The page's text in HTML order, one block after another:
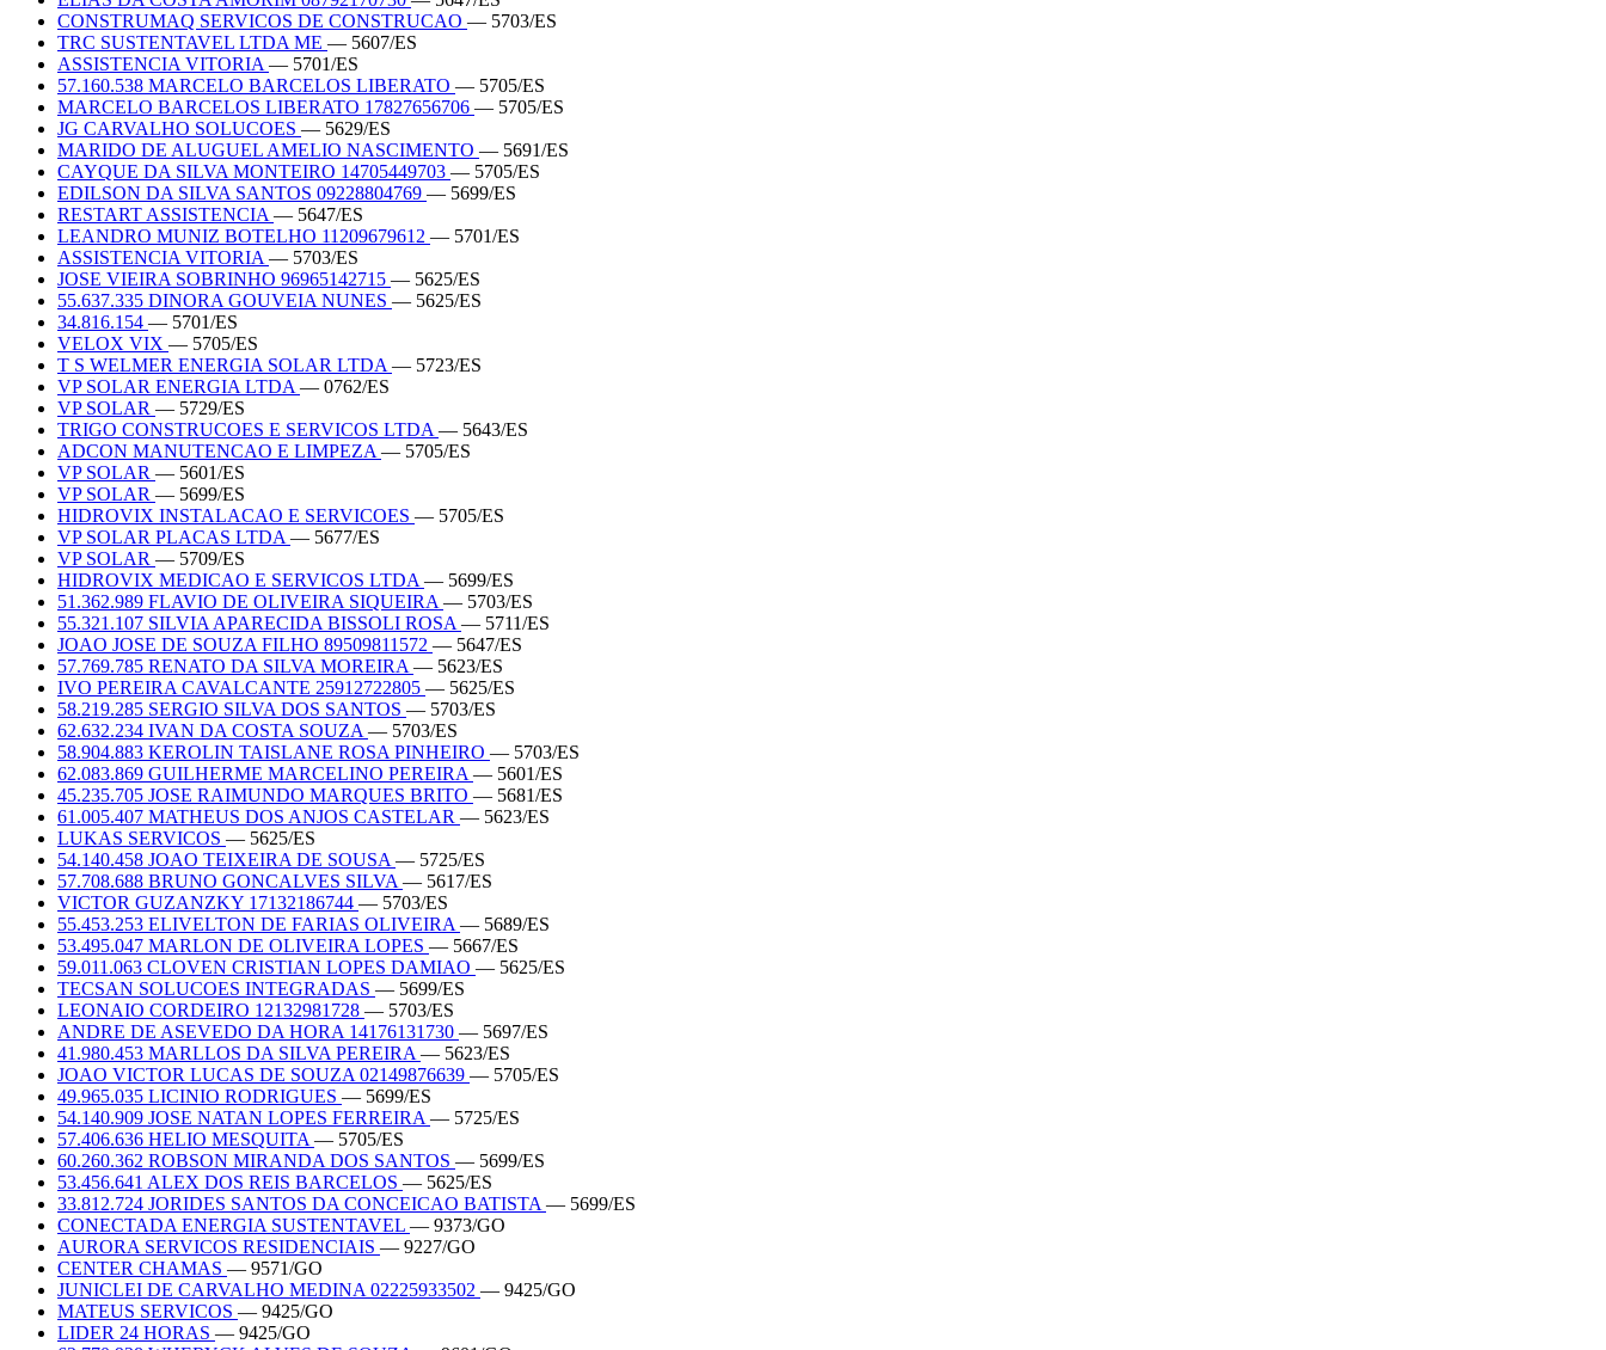
CONSTRUMAQ SERVICOS DE CONSTRUCAO — 5703/ES
TRC SUSTENTAVEL LTDA ME — 5607/ES
ASSISTENCIA VITORIA — 5701/ES
57.160.538 MARCELO BARCELOS LIBERATO — 5705/ES
MARCELO BARCELOS LIBERATO 17827656706 — 5705/ES
JG CARVALHO SOLUCOES — 5629/ES
MARIDO DE ALUGUEL AMELIO NASCIMENTO — 5691/ES
CAYQUE DA SILVA MONTEIRO 14705449703 — 5705/ES
EDILSON DA SILVA SANTOS 09228804769 — 5699/ES
RESTART ASSISTENCIA — 5647/ES
LEANDRO MUNIZ BOTELHO 11209679612 — 5701/ES
ASSISTENCIA VITORIA — 5703/ES
JOSE VIEIRA SOBRINHO 96965142715 — 5625/ES
55.637.335 DINORA GOUVEIA NUNES — 5625/ES
34.816.154 — 5701/ES
VELOX VIX — 5705/ES
T S WELMER ENERGIA SOLAR LTDA — 5723/ES
VP SOLAR ENERGIA LTDA — 0762/ES
VP SOLAR — 5729/ES
TRIGO CONSTRUCOES E SERVICOS LTDA — 5643/ES
ADCON MANUTENCAO E LIMPEZA — 5705/ES
VP SOLAR — 5601/ES
VP SOLAR — 5699/ES
HIDROVIX INSTALACAO E SERVICOES — 5705/ES
VP SOLAR PLACAS LTDA — 5677/ES
VP SOLAR — 5709/ES
HIDROVIX MEDICAO E SERVICOS LTDA — 5699/ES
51.362.989 FLAVIO DE OLIVEIRA SIQUEIRA — 5703/ES
55.321.107 SILVIA APARECIDA BISSOLI ROSA — 5711/ES
JOAO JOSE DE SOUZA FILHO 89509811572 — 5647/ES
57.769.785 RENATO DA SILVA MOREIRA — 5623/ES
IVO PEREIRA CAVALCANTE 25912722805 — 5625/ES
58.219.285 SERGIO SILVA DOS SANTOS — 5703/ES
62.632.234 IVAN DA COSTA SOUZA — 5703/ES
58.904.883 KEROLIN TAISLANE ROSA PINHEIRO — 5703/ES
62.083.869 GUILHERME MARCELINO PEREIRA — 5601/ES
45.235.705 JOSE RAIMUNDO MARQUES BRITO — 5681/ES
61.005.407 MATHEUS DOS ANJOS CASTELAR — 5623/ES
LUKAS SERVICOS — 5625/ES
54.140.458 JOAO TEIXEIRA DE SOUSA — 5725/ES
57.708.688 BRUNO GONCALVES SILVA — 5617/ES
VICTOR GUZANZKY 17132186744 — 5703/ES
55.453.253 ELIVELTON DE FARIAS OLIVEIRA — 5689/ES
53.495.047 MARLON DE OLIVEIRA LOPES — 5667/ES
59.011.063 CLOVEN CRISTIAN LOPES DAMIAO — 5625/ES
TECSAN SOLUCOES INTEGRADAS — 5699/ES
LEONAIO CORDEIRO 12132981728 — 5703/ES
ANDRE DE ASEVEDO DA HORA 14176131730 — 5697/ES
41.980.453 MARLLOS DA SILVA PEREIRA — 5623/ES
JOAO VICTOR LUCAS DE SOUZA 02149876639 — 5705/ES
49.965.035 LICINIO RODRIGUES — 5699/ES
54.140.909 JOSE NATAN LOPES FERREIRA — 5725/ES
57.406.636 HELIO MESQUITA — 5705/ES
60.260.362 ROBSON MIRANDA DOS SANTOS — 5699/ES
53.456.641 ALEX DOS REIS BARCELOS — 5625/ES
33.812.724 JORIDES SANTOS DA CONCEICAO BATISTA — 5699/ES
CONECTADA ENERGIA SUSTENTAVEL — 9373/GO
AURORA SERVICOS RESIDENCIAIS — 9227/GO
CENTER CHAMAS — 9571/GO
JUNICLEI DE CARVALHO MEDINA 02225933502 — 9425/GO
MATEUS SERVICOS — 9425/GO
LIDER 24 HORAS — 9425/GO